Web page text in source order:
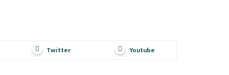
Twitter Youtube